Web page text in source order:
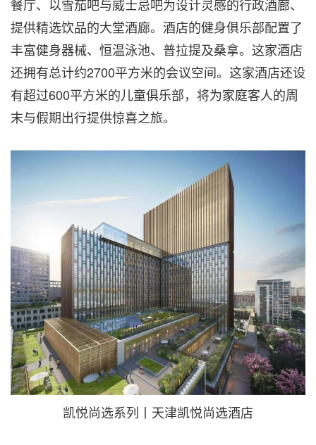
餐厅、以雪茄吧与威士忌吧为设计灵感的行政酒廊、
提供精选饮品的大堂酒廊。酒店的健身俱乐部配置了
丰富健身器械、恒温泳池、普拉提及桑拿。这家酒店
还拥有总计约2700平方米的会议空间。这家酒店还设
有超过600平方米的儿童俱乐部，将为家庭客人的周
末与假期出行提供惊喜之旅。
凯悦尚选系列丨天津凯悦尚选酒店